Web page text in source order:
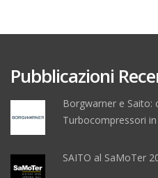
Pubblicazioni
Borgwarner e Saito:
Turbocompressori
SAITO al SaMoTer